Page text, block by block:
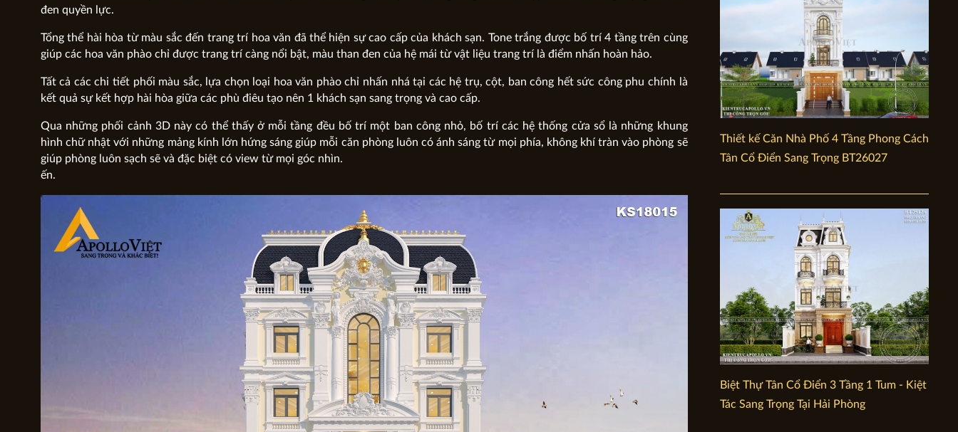
đen quyền lực.
Tổng thể hài hòa từ màu sắc đến trang trí hoa văn đã thể hiện sự cao cấp của khách sạn. Tone trắng được bố trí 4 tầng trên cùng
giúp các hoa văn phào chỉ được trang trí càng nổi bật, màu than đen của hệ mái từ vật liệu trang trí là điểm nhấn hoàn hảo.
Tất cả các chi tiết phối màu sắc, lựa chọn loại hoa văn phào chỉ nhấn nhá tại các hệ trụ, cột, ban công hết sức công phu chính là
kết quả sự kết hợp hài hòa giữa các phù điêu tạo nên 1 khách sạn sang trọng và cao cấp.
Qua những phối cảnh 3D này có thể thấy ở mỗi tầng đều bố trí một ban công nhỏ, bố trí các hệ thống cửa sổ là những khung
hình chữ nhật với những mảng kính lớn hứng sáng giúp mỗi căn phòng luôn có ánh sáng từ mọi phía, không khí tràn vào phòng sẽ
giúp phòng luôn sạch sẽ và đặc biệt có view từ mọi góc nhìn.
ến.
Thiết kế Căn Nhà Phố 4 Tầng Phong Cách
Tân Cổ Điển Sang Trọng BT26027
Biệt Thự Tân Cổ Điển 3 Tầng 1 Tum - Kiệt
Tác Sang Trọng Tại Hải Phòng